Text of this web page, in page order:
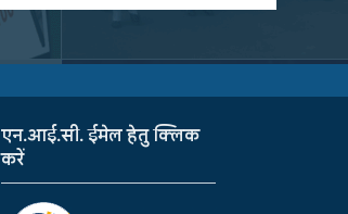
एन.आई.सी. ईमेल हेतु क्लिक
करें